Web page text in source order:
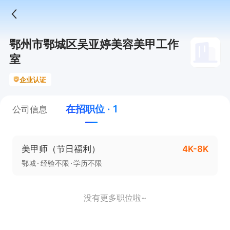
鄂州市鄂城区吴亚婷美容美甲工作
室
企业认证
公司信息 在招职位 · 1
美甲师（节日福利） 4K-8K
鄂城 经验不限 学历不限
没有更多职位啦~